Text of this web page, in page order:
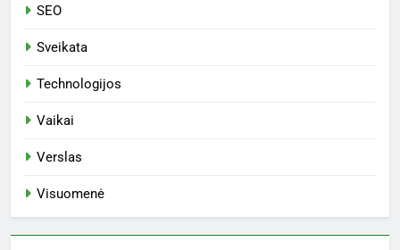
SEO
Sveikata
Technologijos
Vaikai
Verslas
Visuomenė